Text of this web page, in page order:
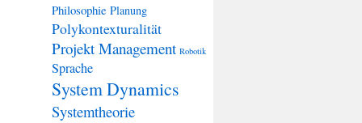
Philosophie Planung
Polykontexturalität
Projekt Management Robotik
Sprache
System Dynamics
Systemtheorie